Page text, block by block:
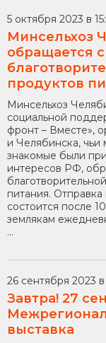
5 октября 2023 в
Минсельхоз
обращается
продуктов
Минсельхоз
социальной
фронт – Вместе»,
и Челябинска, чьи
знакомые были
интересов РФ,
питания.
состоится после
землякам
...
26 сентября 2023
Завтра! 27
выставка